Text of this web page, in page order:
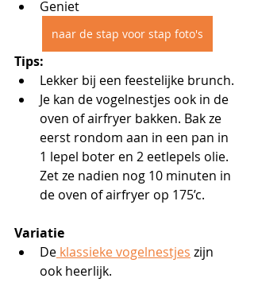
Geniet
naar de stap voor stap foto's
Tips:
Lekker bij een feestelijke brunch.
Je kan de vogelnestjes ook in de
oven of airfryer bakken. Bak ze
eerst rondom aan in een pan in
1 lepel boter en 2 eetlepels olie.
Zet ze nadien nog 10 minuten in
de oven of airfryer op 175’c.
Variatie
De klassieke vogelnestjes zijn
ook heerlijk.